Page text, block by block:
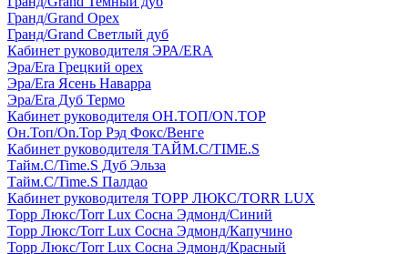
Гранд/Grand Орех
Гранд/Grand Светлый дуб
Кабинет руководителя ЭРА/ERA
Эра/Era Грецкий орех
Эра/Era Ясень Наварра
Эра/Era Дуб Термо
Кабинет руководителя ОН.ТОП/ON.TOP
Он.Топ/On.Top Рэд Фокс/Венге
Кабинет руководителя ТАЙМ.С/TIME.S
Тайм.С/Time.S Дуб Эльза
Тайм.С/Time.S Палдао
Кабинет руководителя ТОРР ЛЮКС/TORR LUX
Торр Люкс/Torr Lux Сосна Эдмонд/Синий
Торр Люкс/Torr Lux Сосна Эдмонд/Капучино
Торр Люкс/Torr Lux Сосна Эдмонд/Красный